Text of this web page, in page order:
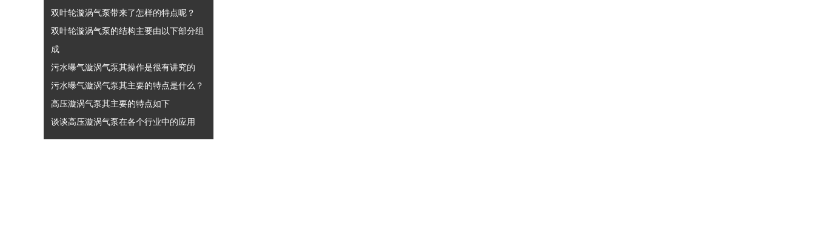
双叶轮漩涡气泵带来了怎样的特点呢？
双叶轮漩涡气泵的结构主要由以下部分组
成
污水曝气漩涡气泵其操作是很有讲究的
污水曝气漩涡气泵其主要的特点是什么？
高压漩涡气泵其主要的特点如下
谈谈高压漩涡气泵在各个行业中的应用